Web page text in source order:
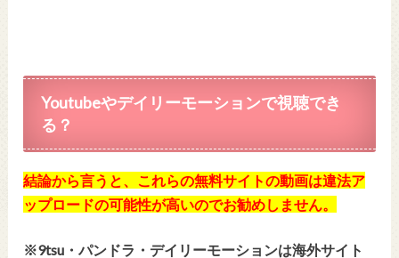
Youtubeやデイリーモーションで視聴でき
る？
結論から言うと、これらの無料サイトの動画は違法ア
ップロードの可能性が高いのでお勧めしません。
※9tsu・パンドラ・デイリーモーションは海外サイト